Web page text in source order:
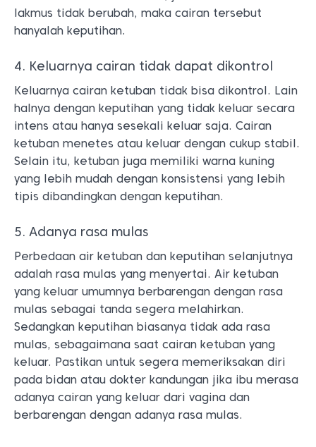
lakmus tidak berubah, maka cairan tersebut
hanyalah keputihan.
4. Keluarnya cairan tidak dapat dikontrol
Keluarnya cairan ketuban tidak bisa dikontrol. Lain
halnya dengan keputihan yang tidak keluar secara
intens atau hanya sesekali keluar saja. Cairan
ketuban menetes atau keluar dengan cukup stabil.
Selain itu, ketuban juga memiliki warna kuning
yang lebih mudah dengan konsistensi yang lebih
tipis dibandingkan dengan keputihan.
5. Adanya rasa mulas
Perbedaan air ketuban dan keputihan selanjutnya
adalah rasa mulas yang menyertai. Air ketuban
yang keluar umumnya berbarengan dengan rasa
mulas sebagai tanda segera melahirkan.
Sedangkan keputihan biasanya tidak ada rasa
mulas, sebagaimana saat cairan ketuban yang
keluar. Pastikan untuk segera memeriksakan diri
pada bidan atau dokter kandungan jika ibu merasa
adanya cairan yang keluar dari vagina dan
berbarengan dengan adanya rasa mulas.